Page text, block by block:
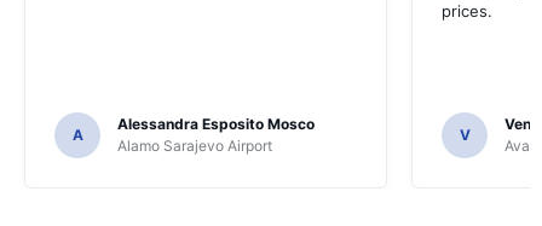
A
Alessandra Esposito Mosco
Alamo Sarajevo Airport
prices.
V